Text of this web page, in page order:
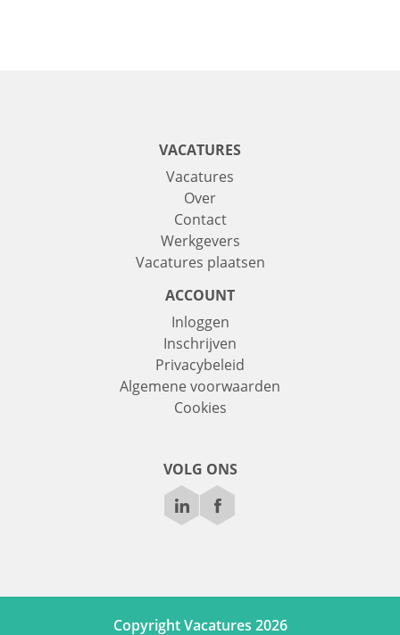
VACATURES
Vacatures
Over
Contact
Werkgevers
Vacatures plaatsen
ACCOUNT
Inloggen
Inschrijven
Privacybeleid
Algemene voorwaarden
Cookies
VOLG ONS
Copyright Vacatures 2026